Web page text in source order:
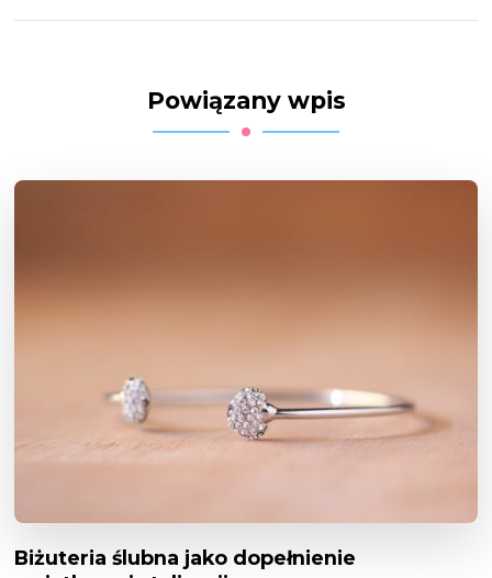
Powiązany wpis
Biżuteria ślubna jako dopełnienie